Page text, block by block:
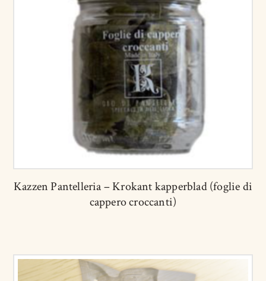
Kazzen Pantelleria – Krokant kapperblad (foglie di
cappero croccanti)